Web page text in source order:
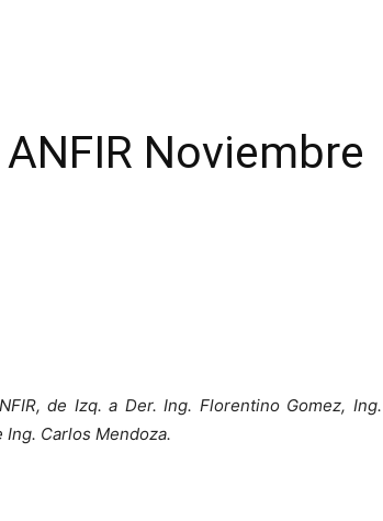
Noviembre
de Izq. a Der. Ing. Florentino Gomez, Ing.
Ing. Carlos Mendoza.